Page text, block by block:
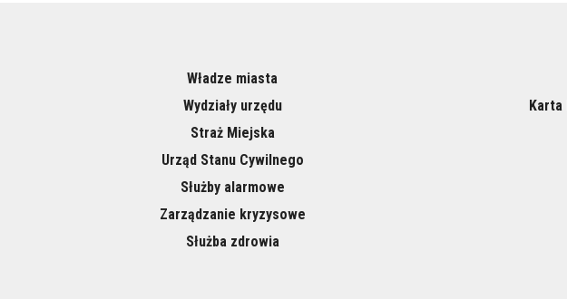
Władze miasta
Wydziały urzędu
Straż Miejska
Urząd Stanu Cywilnego
Służby alarmowe
Zarządzanie kryzysowe
Służba zdrowia
Karta